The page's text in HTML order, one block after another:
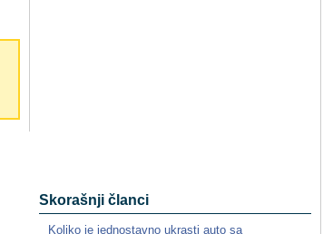
Skorašnji članci
Koliko je jednostavno ukrasti auto sa